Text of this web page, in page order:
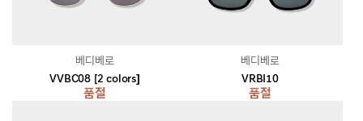
VVBC08 [2 colors]
품절
베디베로
VRBI10
품절
베디베로